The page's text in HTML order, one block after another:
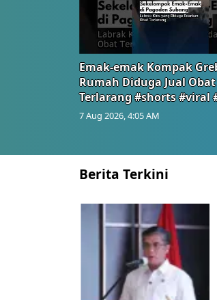
Emak-emak Kompak
Rumah Diduga Jual Obat
Terlarang #shorts #viral
7 Aug 2026, 4:05 AM
Berita Terkini